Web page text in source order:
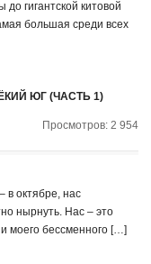
до гигантской китовой
большая среди всех
ЮГ (ЧАСТЬ 1)
Просмотров: 2 954
в октябре, нас
нырнуть. Нас – это
моего бессменного […]